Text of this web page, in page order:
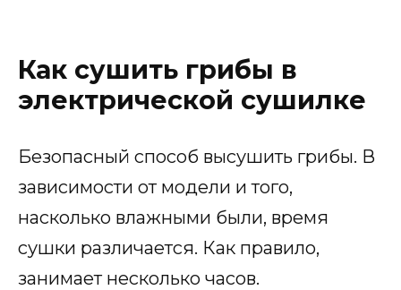
Как сушить грибы в
электрической сушилке
Безопасный способ высушить грибы. В
зависимости от модели и того,
насколько влажными были, время
сушки различается. Как правило,
занимает несколько часов.